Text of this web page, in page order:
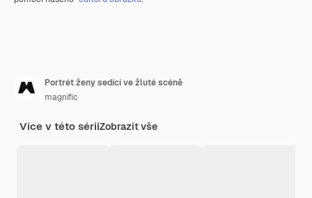
Portrét ženy sedící ve žluté scéně
magnific
Více v této sériiZobrazit vše